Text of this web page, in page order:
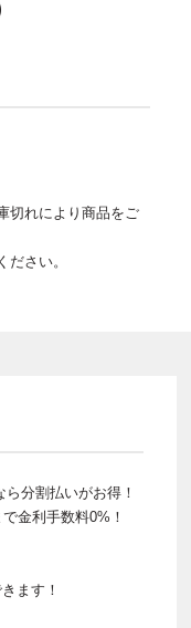
切れにより商品をご
さい。
分割払いがお得！
金利手数料0%！
ます！